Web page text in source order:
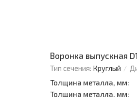
Воронка выпускная
Тип сечения: Круглый
Толщина металла, мм:
Толщина металла, мм: